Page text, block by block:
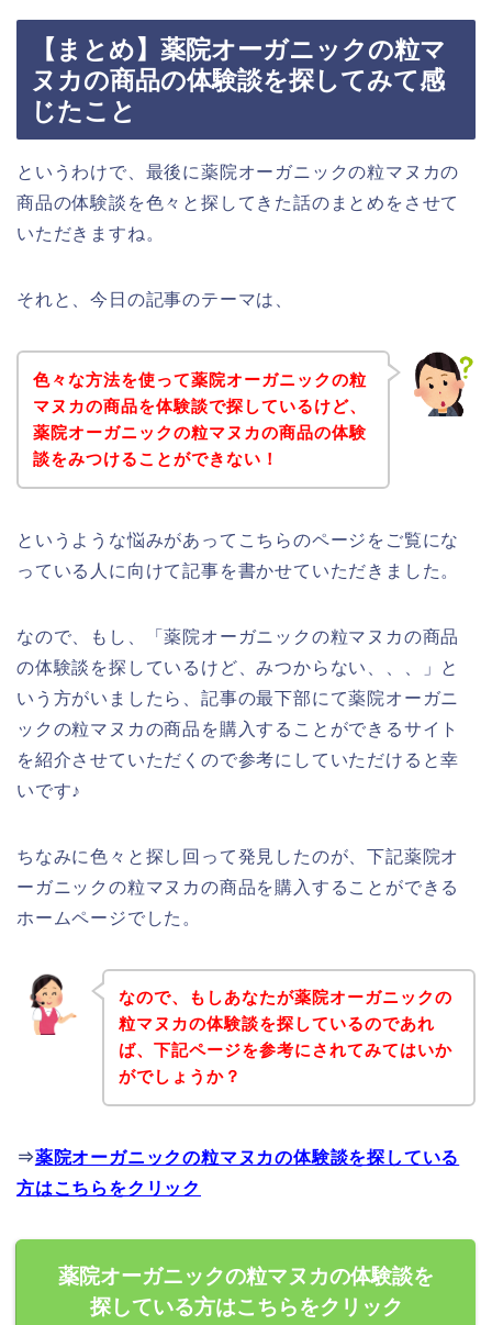
【まとめ】薬院オーガニックの粒マ
ヌカの商品の体験談を探してみて感
じたこと
というわけで、最後に薬院オーガニックの粒マヌカの
商品の体験談を色々と探してきた話のまとめをさせて
いただきますね。
それと、今日の記事のテーマは、
色々な方法を使って薬院オーガニックの粒
マヌカの商品を体験談で探しているけど、
薬院オーガニックの粒マヌカの商品の体験
談をみつけることができない！
というような悩みがあってこちらのページをご覧にな
っている人に向けて記事を書かせていただきました。
なので、もし、「薬院オーガニックの粒マヌカの商品
の体験談を探しているけど、みつからない、、、」と
いう方がいましたら、記事の最下部にて薬院オーガニ
ックの粒マヌカの商品を購入することができるサイト
を紹介させていただくので参考にしていただけると幸
いです♪
ちなみに色々と探し回って発見したのが、下記薬院オ
ーガニックの粒マヌカの商品を購入することができる
ホームページでした。
なので、もしあなたが薬院オーガニックの
粒マヌカの体験談を探しているのであれ
ば、下記ページを参考にされてみてはいか
がでしょうか？
⇒薬院オーガニックの粒マヌカの体験談を探している
方はこちらをクリック
薬院オーガニックの粒マヌカの体験談を
探している方はこちらをクリック